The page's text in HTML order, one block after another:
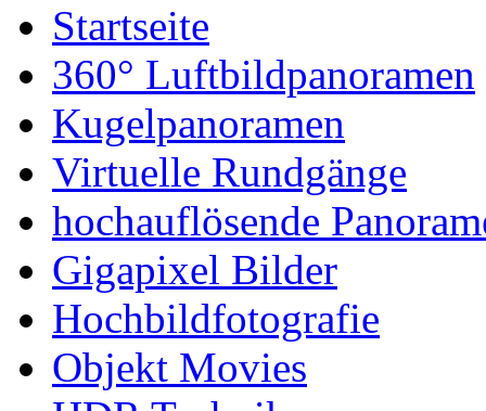
Startseite
360° Luftbildpanoramen
Kugelpanoramen
Virtuelle Rundgänge
hochauflösende
Gigapixel Bilder
Hochbildfotografie
Objekt Movies